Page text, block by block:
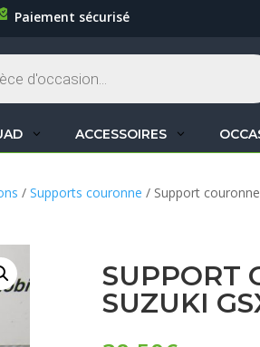
Paiement sécurisé
ACCESSOIRES
/Supports couronne / Support
SUPPORT
SUZUKI